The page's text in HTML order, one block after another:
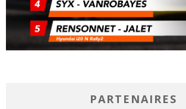
PARTENAIRES